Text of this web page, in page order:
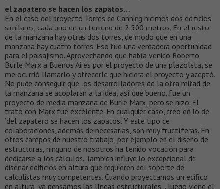
el zapatero se hacen los zapatos…
En el caso del proyecto Torres de Canning hicimos dos edificios
similares, cada uno en un terreno de 2.500 metros. En el resto
de la manzana hay otras dos torres, de modo que en una
manzana hay cuatro torres. Eso fue una verdadera oportunidad
para el paisajismo. Aprovechando que había venido Roberto
Burle Marx a Buenos Aires por el proyecto de una plazoleta, se
me ocurrió llamarlo y ofrecerle que hiciera el proyecto y aceptó.
No pude conseguir que los desarrolladores de la otra mitad de
la manzana se acoplaran a la idea, así que bueno, fue un
proyecto de media manzana de Burle Marx, pero se hizo. El
trato con Marx fue excelente. En cualquier caso, creo en lo de
‘del zapatero se hacen los zapatos’. Y este tipo de
colaboraciones, además de necesarias, son muy fructíferas. En
otros campos de nuestro trabajo, por ejemplo en el diseño de
estructuras, ninguno de nosotros ha tenido vocación para
dedicarse a los cálculos. También influye lo excepcional de
diseñar edificios en altura que requieren del soporte de
calculistas muy competentes. Cuando proyectamos un edifico
en altura, ya pensamos las líneas estructurales… luego viene el